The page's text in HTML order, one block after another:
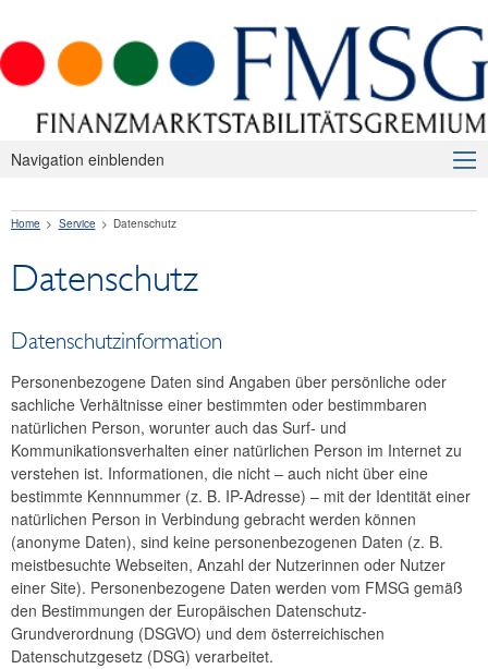
Navigation einblenden
Makroprudenzielle Aufsicht
Publikationen
FAQ
Kontakt
Home Service Datenschutz
Datenschutz
Datenschutzinformation
Personenbezogene Daten sind Angaben über persönliche oder
sachliche Verhältnisse einer bestimmten oder bestimmbaren
natürlichen Person, worunter auch das Surf- und
Kommunikationsverhalten einer natürlichen Person im Internet zu
verstehen ist. Informationen, die nicht – auch nicht über eine
bestimmte Kennnummer (z. B. IP-Adresse) – mit der Identität einer
natürlichen Person in Verbindung gebracht werden können
(anonyme Daten), sind keine personenbezogenen Daten (z. B.
meistbesuchte Webseiten, Anzahl der Nutzerinnen oder Nutzer
einer Site). Personenbezogene Daten werden vom FMSG gemäß
den Bestimmungen der Europäischen Datenschutz-
Grundverordnung (DSGVO) und dem österreichischen
Datenschutzgesetz (DSG) verarbeitet.